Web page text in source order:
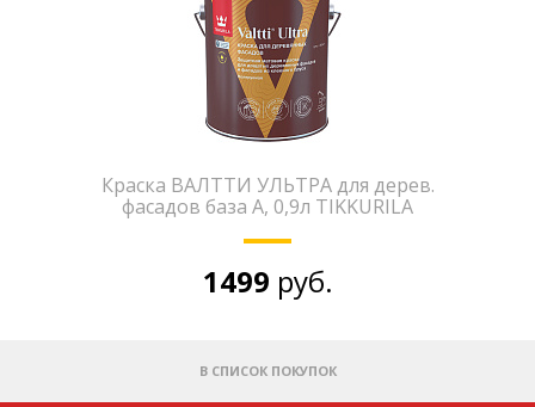
Краска ВАЛТТИ УЛЬТРА для дерев.
фасадов база А, 0,9л TIKKURILA
1499 руб.
В СПИСОК ПОКУПОК